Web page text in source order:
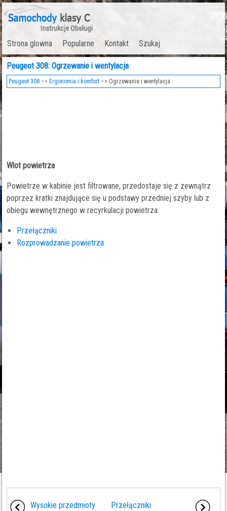
Strona glowna Popularne Kontakt Szukaj
Peugeot 308: Ogrzewanie i wentylacja
Peugeot 308 –> Ergonomia i komfort –> Ogrzewanie i wentylacja
Wlot powietrza
Powietrze w kabinie jest filtrowane, przedostaje się z zewnątrz
poprzez kratki znajdujące się u podstawy przedniej szyby lub z
obiegu wewnętrznego w recyrkulacji powietrza.
Przełączniki
Rozprowadzanie powietrza
Wysokie przedmioty
Przełączniki